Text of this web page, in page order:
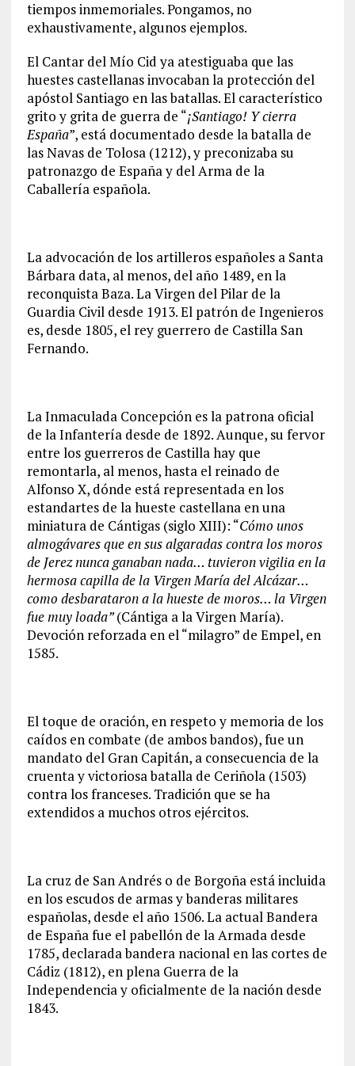
tiempos inmemoriales. Pongamos, no
exhaustivamente, algunos ejemplos.
El Cantar del Mío Cid ya atestiguaba que las
huestes castellanas invocaban la protección del
apóstol Santiago en las batallas. El característico
grito y grita de guerra de “¡Santiago! Y cierra
España”, está documentado desde la batalla de
las Navas de Tolosa (1212), y preconizaba su
patronazgo de España y del Arma de la
Caballería española.
La advocación de los artilleros españoles a Santa
Bárbara data, al menos, del año 1489, en la
reconquista Baza. La Virgen del Pilar de la
Guardia Civil desde 1913. El patrón de Ingenieros
es, desde 1805, el rey guerrero de Castilla San
Fernando.
La Inmaculada Concepción es la patrona oficial
de la Infantería desde de 1892. Aunque, su fervor
entre los guerreros de Castilla hay que
remontarla, al menos, hasta el reinado de
Alfonso X, dónde está representada en los
estandartes de la hueste castellana en una
miniatura de Cántigas (siglo XIII): “Cómo unos
almogávares que en sus algaradas contra los moros
de Jerez nunca ganaban nada… tuvieron vigilia en la
hermosa capilla de la Virgen María del Alcázar…
como desbarataron a la hueste de moros… la Virgen
fue muy loada”(Cántiga a la Virgen María).
Devoción reforzada en el “milagro” de Empel, en
1585.
El toque de oración, en respeto y memoria de los
caídos en combate (de ambos bandos), fue un
mandato del Gran Capitán, a consecuencia de la
cruenta y victoriosa batalla de Ceriñola (1503)
contra los franceses. Tradición que se ha
extendidos a muchos otros ejércitos.
La cruz de San Andrés o de Borgoña está incluida
en los escudos de armas y banderas militares
españolas, desde el año 1506. La actual Bandera
de España fue el pabellón de la Armada desde
1785, declarada bandera nacional en las cortes de
Cádiz (1812), en plena Guerra de la
Independencia y oficialmente de la nación desde
1843.